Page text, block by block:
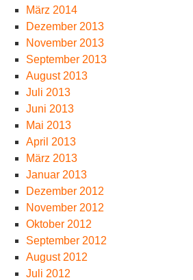
März 2014
Dezember 2013
November 2013
September 2013
August 2013
Juli 2013
Juni 2013
Mai 2013
April 2013
März 2013
Januar 2013
Dezember 2012
November 2012
Oktober 2012
September 2012
August 2012
Juli 2012